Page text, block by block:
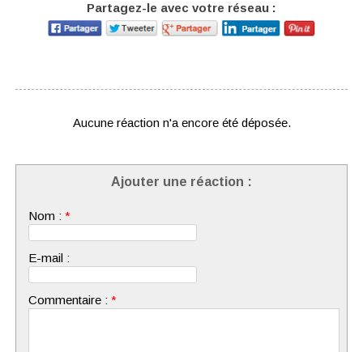
Partagez-le avec votre réseau :
Aucune réaction n'a encore été déposée.
Ajouter une réaction :
Nom : *
E-mail :
Commentaire : *